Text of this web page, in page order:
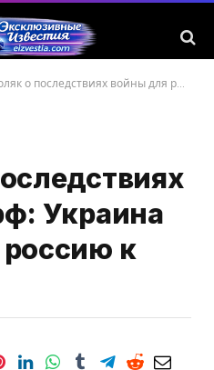
последствиях войны для рф: Украина возвращает россию к реальности
Украина
к